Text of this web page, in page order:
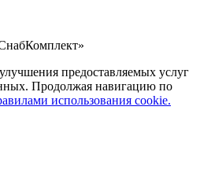
предоставляемых услуг
Продолжая навигацию по
использования cookie.